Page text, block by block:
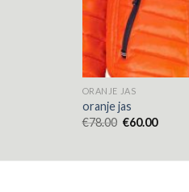
ORANJE JAS
oranje jas
€78.00 €60.00